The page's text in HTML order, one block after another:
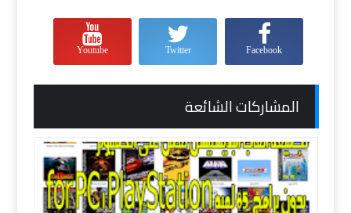
Facebook
Twitter
Youtube
المشاركات الشائعة